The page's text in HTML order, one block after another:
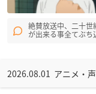
絶賛放送中、二十世
が出来る事全てぶ
2026.08.01 アニメ・